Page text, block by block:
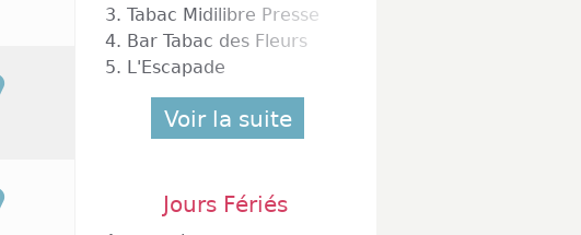
3. Tabac Midilibre Presse
4. Bar Tabac des Fleurs
5. L'Escapade
Voir la suite
Jours Fériés